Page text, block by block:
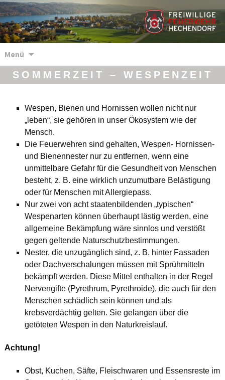
Menü
Inhalt
springen
SOMMERZEIT – WESPENZEIT
Wespen, Bienen und Hornissen wollen nicht nur
„leben“, sie gehören in unser Ökosystem wie der
Mensch.
Die Feuerwehren sind gehalten, Wespen- Hornissen-
und Bienennester nur zu entfernen, wenn eine
unmittelbare Gefahr für die Gesundheit von Menschen
besteht, z. B. eine wirklich unzumutbare Belästigung
oder für Menschen mit Allergiepass.
Nur zwei von acht staatenbildenden „typischen“
Wespenarten können überhaupt lästig werden, eine
allgemeine Bekämpfung wäre sinnlos und verstößt
gegen geltende Naturschutzbestimmungen.
Nester, die unzugänglich sind, z. B. hinter Fassaden
oder Dachverschalungen müssen mit Sprühmitteln
bekämpft werden. Diese Mittel enthalten in der Regel
Nervengifte (Pyrethrum, Pyrethroide), die auch für den
Menschen schädlich sein können und als
krebsverdächtig gelten. Sie gelangen über die
getöteten Wespen in den Naturkreislauf.
Achtung!
Obst, Kuchen, Säfte, Fleischwaren und Essensreste im